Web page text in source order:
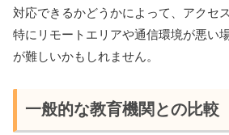
対応できるかどうかによって、アクセ
特にリモートエリアや通信環境が悪い
が難しいかもしれません。
一般的な教育機関との比較